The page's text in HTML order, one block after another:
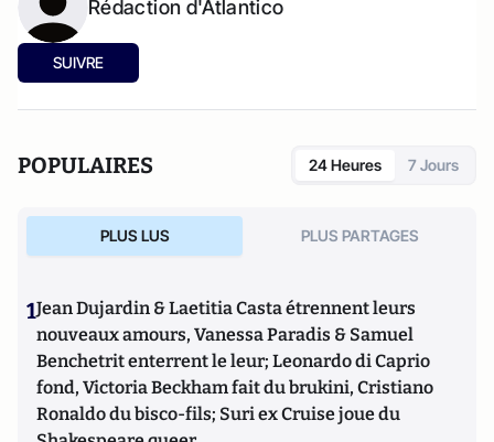
Rédaction d'Atlantico
SUIVRE
POPULAIRES 24 Heures 7 Jours
PLUS LUS PLUS PARTAGES
1Jean Dujardin & Laetitia Casta étrennent leurs
nouveaux amours, Vanessa Paradis & Samuel
Benchetrit enterrent le leur; Leonardo di Caprio
fond, Victoria Beckham fait du brukini, Cristiano
Ronaldo du bisco-fils; Suri ex Cruise joue du